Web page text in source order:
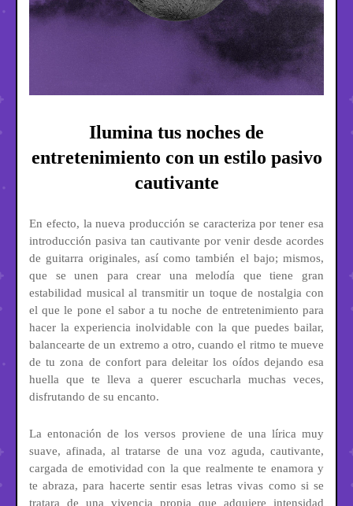
Ilumina tus noches de
entretenimiento con un estilo pasivo
cautivante
En efecto, la nueva producción se caracteriza por tener esa
introducción pasiva tan cautivante por venir desde acordes
de guitarra originales, así como también el bajo; mismos,
que se unen para crear una melodía que tiene gran
estabilidad musical al transmitir un toque de nostalgia con
el que le pone el sabor a tu noche de entretenimiento para
hacer la experiencia inolvidable con la que puedes bailar,
balancearte de un extremo a otro, cuando el ritmo te mueve
de tu zona de confort para deleitar los oídos dejando esa
huella que te lleva a querer escucharla muchas veces,
disfrutando de su encanto.
La entonación de los versos proviene de una lírica muy
suave, afinada, al tratarse de una voz aguda, cautivante,
cargada de emotividad con la que realmente te enamora y
te abraza, para hacerte sentir esas letras vivas como si se
tratara de una vivencia propia que adquiere intensidad